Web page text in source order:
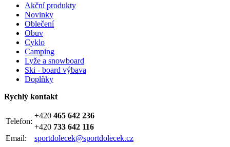
Akční produkty
Novinky
Oblečení
Obuv
Cyklo
Camping
Lyže a snowboard
Ski - board výbava
Doplňky
Rychlý kontakt
Telefon:
+420 465 642 236
+420 733 642 116
Email:
sportdolecek@sportdolecek.cz